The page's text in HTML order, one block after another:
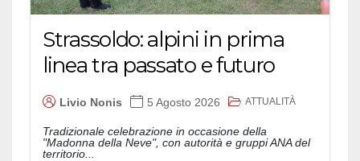
Strassoldo: alpini in prima
linea tra passato e futuro
Livio Nonis 5 Agosto 2026 ATTUALITÀ
Tradizionale celebrazione in occasione della
"Madonna della Neve", con autorità e gruppi ANA del
territorio...